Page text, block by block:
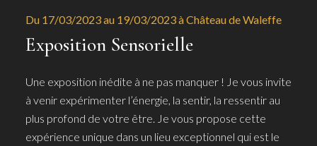
Du 17/03/2023 au 19/03/2023 à Château de Waleffe
Exposition Sensorielle
Une exposition inédite à ne pas manquer ! Je vous invite
à venir expérimenter l’énergie, la sentir, la ressentir au
plus profond de votre être. Je vous propose cette
expérience unique dans un lieu exceptionnel qui est le